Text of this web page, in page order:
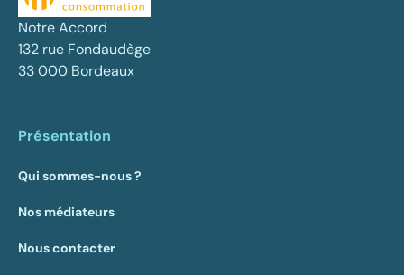
Notre Accord
132 rue Fondaudège
33 000 Bordeaux
Présentation
Qui sommes-nous ?
Nos médiateurs
Nous contacter